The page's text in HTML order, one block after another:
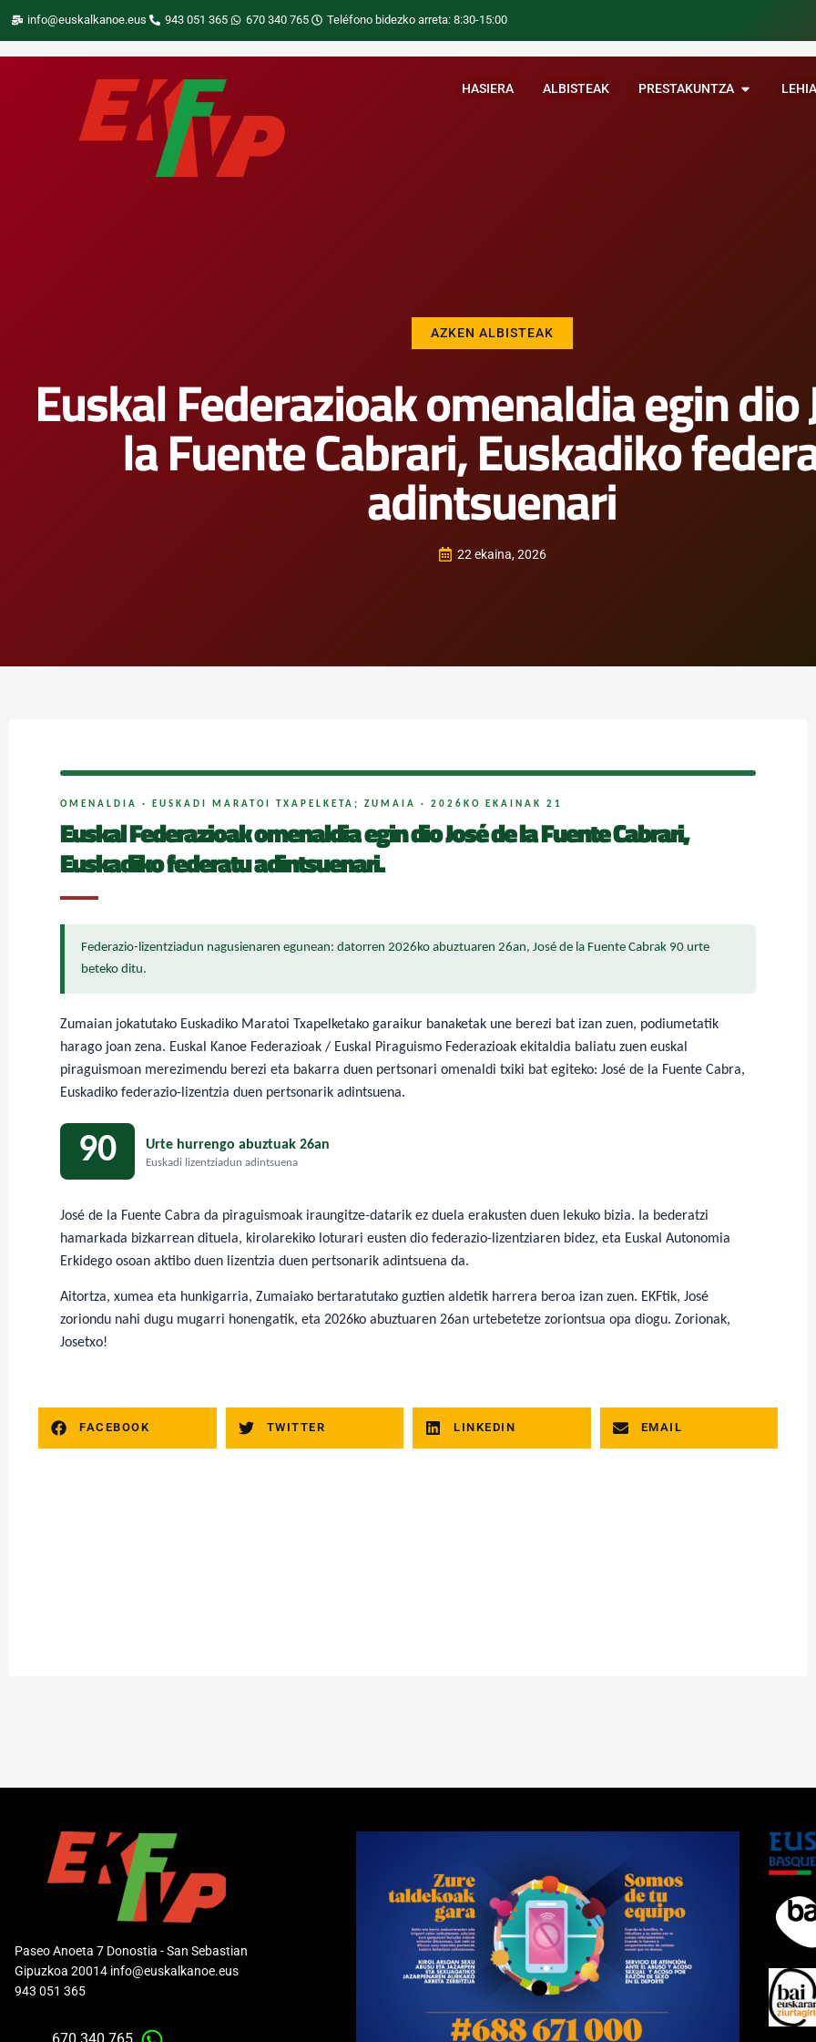
info@euskalkanoe.eus 943 051 365 670 340 765 Teléfono bidezko arreta: 8:30-15:00
HASIERA ALBISTEAK PRESTAKUNTZA
AZKEN ALBISTEAK
Euskal Federazioak omenaldia egin dio
la Fuente Cabrari, Euskadiko
adintsuenari
22 ekaina, 2026
OMENALDIA · EUSKADI MARATOI TXAPELKETA; ZUMAIA · 2026KO EKAINAK 21
Euskal Federazioak omenaldia egin dio José de la Fuente Cabrari,
Euskadiko federatu adintsuenari.
Federazio-lizentziadun nagusienaren egunean: datorren 2026ko abuztuaren 26an, José de la Fuente Cabrak 90 urte
beteko ditu.
Zumaian jokatutako Euskadiko Maratoi Txapelketako garaikur banaketak une berezi bat izan zuen, podiumetatik
harago joan zena. Euskal Kanoe Federazioak / Euskal Piraguismo Federazioak ekitaldia baliatu zuen euskal
piraguismoan merezimendu berezi eta bakarra duen pertsonari omenaldi txiki bat egiteko: José de la Fuente Cabra,
Euskadiko federazio-lizentzia duen pertsonarik adintsuena.
90 Urte hurrengo abuztuak 26an
Euskadi lizentziadun adintsuena
José de la Fuente Cabra da piraguismoak iraungitze-datarik ez duela erakusten duen lekuko bizia. Ia bederatzi
hamarkada bizkarrean dituela, kirolarekiko loturari eusten dio federazio-lizentziaren bidez, eta Euskal Autonomia
Erkidego osoan aktibo duen lizentzia duen pertsonarik adintsuena da.
Aitortza, xumea eta hunkigarria, Zumaiako bertaratutako guztien aldetik harrera beroa izan zuen. EKFtik, José
zoriondu nahi dugu mugarri honengatik, eta 2026ko abuztuaren 26an urtebetetze zoriontsua opa diogu. Zorionak,
Josetxo!
FACEBOOK TWITTER LINKEDIN EMAIL
Paseo Anoeta 7 Donostia - San Sebastian
Gipuzkoa 20014 info@euskalkanoe.eus
943 051 365